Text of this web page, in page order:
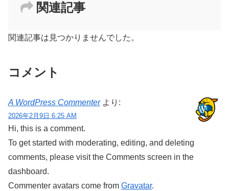
関連記事
関連記事は見つかりませんでした。
コメント
A WordPress Commenter より:
2026年2月9日 6:25 AM
Hi, this is a comment.
To get started with moderating, editing, and deleting
comments, please visit the Comments screen in the
dashboard.
Commenter avatars come from Gravatar.